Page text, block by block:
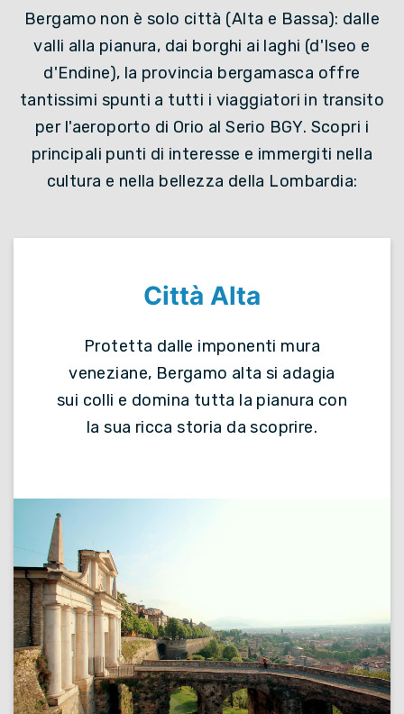
Bergamo non è solo città (Alta e Bassa): dalle
valli alla pianura, dai borghi ai laghi (d'Iseo e
d'Endine), la provincia bergamasca offre
tantissimi spunti a tutti i viaggiatori in transito
per l'aeroporto di Orio al Serio BGY. Scopri i
principali punti di interesse e immergiti nella
cultura e nella bellezza della Lombardia:
Città Alta
Protetta dalle imponenti mura
veneziane, Bergamo alta si adagia
sui colli e domina tutta la pianura con
la sua ricca storia da scoprire.